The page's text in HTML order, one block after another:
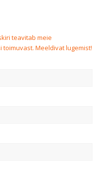
teavitab meie
Meeldivat lugemist!